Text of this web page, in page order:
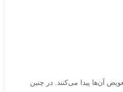
آن‌ها پیدا می‌کنند. در چنین